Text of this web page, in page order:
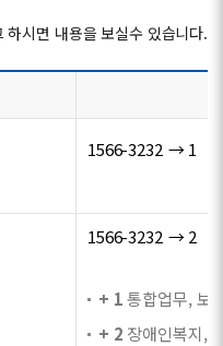
하시면 내용을 보실수 있습니다.
1566-3232 → 1
1566-3232 → 2
+ 1통합업무, 보
+ 2 장애인복지,